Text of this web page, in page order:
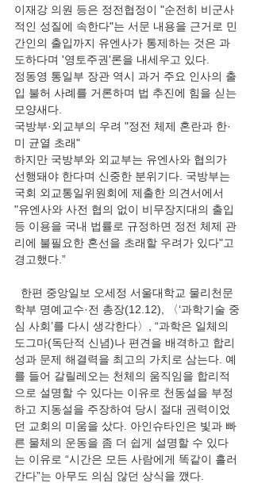
이재강 의원 등은 정전협정이 "순전히 비군사
적인 성질에 속한다"는 서문 내용을 근거로 민
간인의 출입까지 유엔사가 통제하는 것은 과
도하다며 '영토주권'론을 내세우고 있다.
정동영 통일부 장관 역시 과거 주요 인사의 출
입 불허 사례를 거론하며 법 추진에 힘을 싣는
모양새다.
국방부·외교부의 우려 "정전 체제 혼란과 한·
미 균열 초래"
하지만 국방부와 외교부는 유엔사와 협의가
선행돼야 한다며 신중한 분위기다. 국방부는
국회 외교통일위원회에 제출한 의견서에서
"유엔사와 사전 협의 없이 비무장지대의 출입
등 이용을 국내 법률로 규정하면 정전 체제 관
리에 불필요한 혼선을 초래할 우려가 있다"고
경고했다.”
한편 중앙일보 오세정 서울대학교 물리천문
학부 명예교수·전 총장(12.12), 〈‘과학기술 중
심 사회’를 다시 생각한다〉, “과학은 일체의
도그마(독단적 신념)나 편견을 배격하고 합리
성과 문제 해결력을 최고의 가치로 삼는다. 예
를 들어 갈릴레오는 천체의 움직임을 합리적
으로 설명할 수 있다는 이유로 천동설을 부정
하고 지동설을 주장하여 당시 절대 권력이었
던 교회의 미움을 샀다. 아인슈타인은 빛과 빠
른 물체의 운동을 좀 더 쉽게 설명할 수 있다
는 이유로 “시간은 모든 사람에게 똑같이 흘러
간다”는 아무도 의심 않던 상식을 깼다.